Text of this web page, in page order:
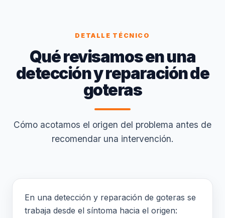
DETALLE TÉCNICO
Qué revisamos en una
detección y reparación de
goteras
Cómo acotamos el origen del problema antes de
recomendar una intervención.
En una detección y reparación de goteras se
trabaja desde el síntoma hacia el origen: